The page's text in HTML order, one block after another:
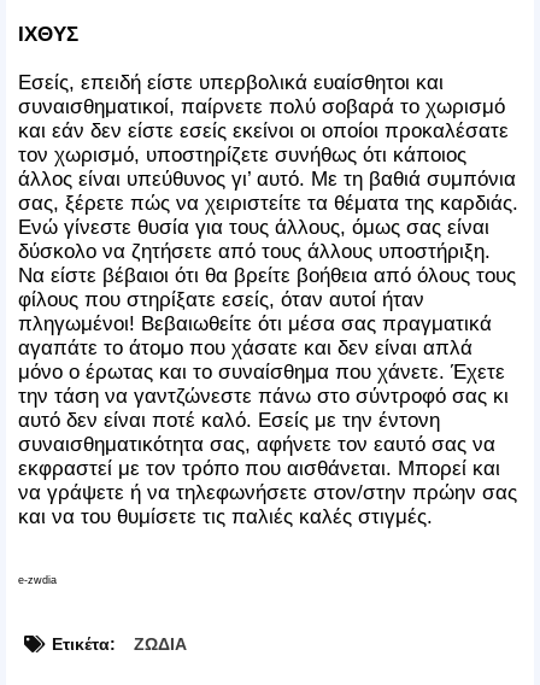
ΙΧΘΥΣ
Εσείς, επειδή είστε υπερβολικά ευαίσθητοι και
συναισθηματικοί, παίρνετε πολύ σοβαρά το χωρισμό
και εάν δεν είστε εσείς εκείνοι οι οποίοι προκαλέσατε
τον χωρισμό, υποστηρίζετε συνήθως ότι κάποιος
άλλος είναι υπεύθυνος γι’ αυτό. Με τη βαθιά συμπόνια
σας, ξέρετε πώς να χειριστείτε τα θέματα της καρδιάς.
Ενώ γίνεστε θυσία για τους άλλους, όμως σας είναι
δύσκολο να ζητήσετε από τους άλλους υποστήριξη.
Να είστε βέβαιοι ότι θα βρείτε βοήθεια από όλους τους
φίλους που στηρίξατε εσείς, όταν αυτοί ήταν
πληγωμένοι! Βεβαιωθείτε ότι μέσα σας πραγματικά
αγαπάτε το άτομο που χάσατε και δεν είναι απλά
μόνο ο έρωτας και το συναίσθημα που χάνετε. Έχετε
την τάση να γαντζώνεστε πάνω στο σύντροφό σας κι
αυτό δεν είναι ποτέ καλό. Εσείς με την έντονη
συναισθηματικότητα σας, αφήνετε τον εαυτό σας να
εκφραστεί με τον τρόπο που αισθάνεται. Μπορεί και
να γράψετε ή να τηλεφωνήσετε στον/στην πρώην σας
και να του θυμίσετε τις παλιές καλές στιγμές.
e-zwdia
Ετικέτα: ΖΩΔΙΑ